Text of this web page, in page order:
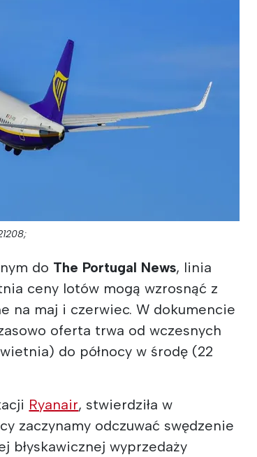
do The Portugal News, linia
ceny lotów mogą wzrosnąć z
na maj i czerwiec. W dokumencie
oferta trwa od wczesnych
do północy w środę (22
Ryanair, stwierdziła w
zaczynamy odczuwać swędzenie
błyskawicznej wyprzedaży